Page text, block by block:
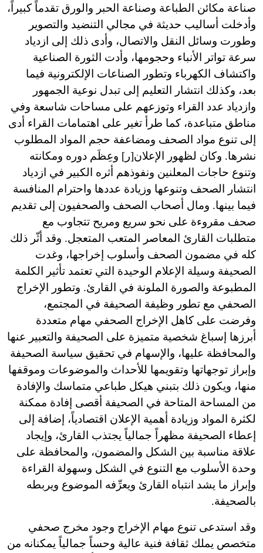
صناعة مكائن الطباعة وصناعة الحبر والورق تقدماً كبيراً،
وأدخلت أساليب حديثة في مجالي التنضيد والتصوير
وطورت وسائل النقل والاتصال، وأدى ذلك إلى ازدياد
سرعة تواتر الأنباء وحجومها، وأدت الثورة الصناعية
واكتشاف الكهرباء وتطور الصناعات الإلكترونية فيما
بعد، وكذلك انتشار التعليم إلى تبدل نوعية الجمهور
وازدياد عدد القراء وتوزعهم على مساحات شاسعة وفي
مناطق متباعدة، كما طرأ تغير على اهتمامات القراء أدى
إلى تنوع مواد الصحف ومضاعفة حجم المواد المطلوب
نشرها. وكان لظهور الإعلان[ر] وعِظَم دوره ومكانته
وتنوع حاجات المعلنين ونفوذهم أثره الكبير في ازدياد
انتشار الصحف وتنوعها وزيادة عددها واحترام المنافسة
فيما بينها. ومال أصحاب الصحف والصحفيون إلى تقديم
صحف مقروءة على نحو سريع ومريح تتجاوب مع
متطلبات القارئ المعاصر المتعب المتعجل. وقد أثّر ذلك
كله في مضمون الصحف وأسلوب إخراجها، وغدت
الصحيفة وسيلة الإعلام الوحيدة التي تعتمد تأثير الكلمة
المطبوعة والصورة الملونة في القارئ. وتطور الإخراج
الصحفي مع تطور وظيفة الصحيفة في المجتمع،
وفرضت على كاهل الإخراج الصحفي مهام متعددة
أبرزها إسباغ شخصية متميزة على الصحيفة والتعبير عنها
والمحافظة عليها، والإسهام في تحقيق سياسة الصحيفة
وإبراز توجهاتها وتقويمها للأحداث والموضوعات وموقفها
منها، ويكون ذلك بتبني هيكل طباعي متماسك والإفادة
من المساحة المتاحة في الصحيفة أقصى إفادة ممكنة
لكثرة المواد وزيادة أهمية الإعلان اقتصادياً، إضافة إلى
إعطاء الصحيفة مظهراً جمالياً يجتذب القارئ، وإيجاد
علاقة مناسبة بين الشكل والمضمون، والمحافظة على
وحدة الأسلوب مع التنوع في الشكل وسهولة القراءة
وإبراز ما يشد انتباه القارئ ويعرِّفه الموضوع ويربطه
بالصحيفة.
وقد استدعى تنوع مهام الإخراج وجود مخرج صحفي
متخصص يملك ثقافة فنية عالية وحساً جمالياً يمكنانه من